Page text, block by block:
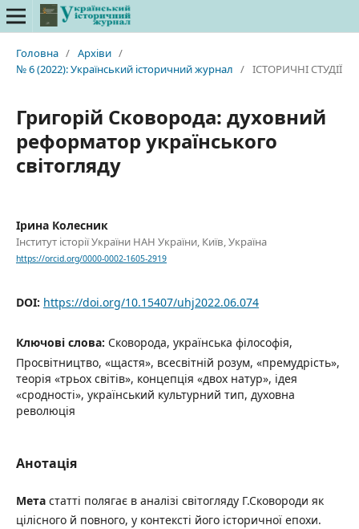
Головна / Архіви /
№ 6 (2022): Український історичний журнал / ІСТОРИЧНІ СТУДІЇ
Григорій Сковорода: духовний
реформатор українського
світогляду
Ірина Колесник
Інститут історії України НАН України, Київ, Україна
https://orcid.org/0000-0002-1605-2919
DOI: https://doi.org/10.15407/uhj2022.06.074
Ключові слова: Сковорода, українська філософія,
Просвітництво, «щастя», всесвітній розум, «премудрість»,
теорія «трьох світів», концепція «двох натур», ідея
«сродності», український культурний тип, духовна
революція
Анотація
Метастатті полягає в аналізі світогляду Г.Сковороди як
цілісного й повного, у контексті його історичної епохи.